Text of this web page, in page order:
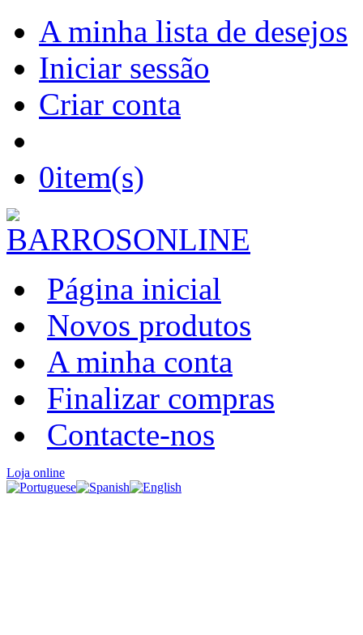
A minha lista de desejos
Iniciar sessão
Criar conta
0item(s)
Página inicial
Novos produtos
A minha conta
Finalizar compras
Contacte-nos
Loja online